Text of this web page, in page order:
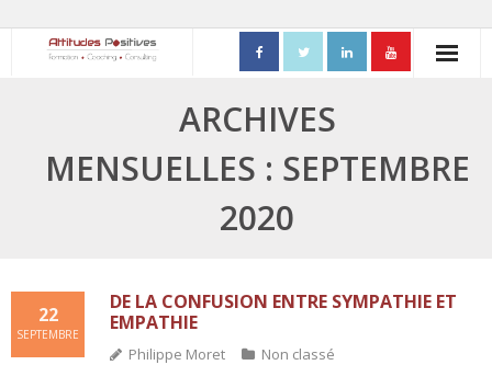
- Adapter sa posture managériale
- Process Vente
ARCHIVES
MENSUELLES : SEPTEMBRE
2020
DE LA CONFUSION ENTRE SYMPATHIE ET
EMPATHIE
22
SEPTEMBRE
Philippe Moret Non classé